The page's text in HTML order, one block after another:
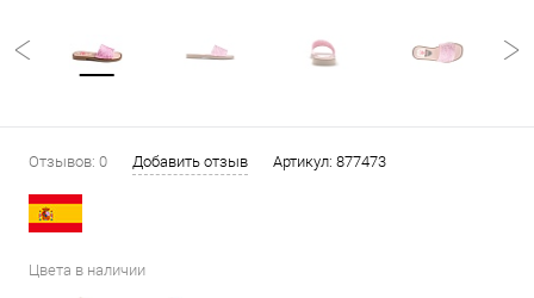
Отзывов: 0 Добавить отзыв Артикул: 877473
Цвета в наличии